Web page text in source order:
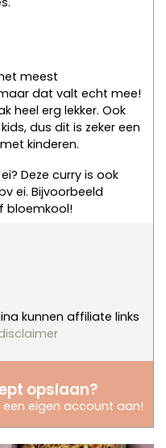
meest
dat valt echt mee!
heel erg lekker. Ook
dus dit is zeker een
kinderen.
Deze curry is ook
ei. Bijvoorbeeld
bloemkool!
kunnen affiliate links
disclaimer
opslaan?
eigen account aan!